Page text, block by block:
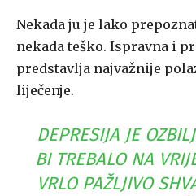
Nekada ju je lako
nekada teško. Ispravna i
predstavlja najvažnije
liječenje.
DEPRESIJA JE
BI TREBALO NA
VRLO PAŽLJIVO